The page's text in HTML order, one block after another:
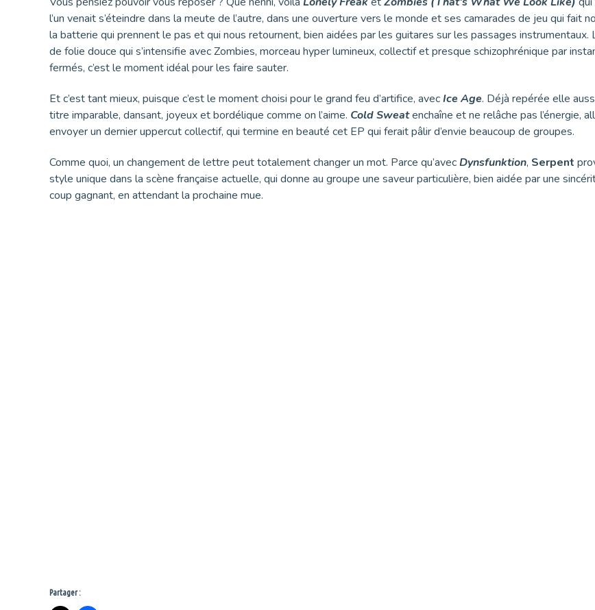
l’un venait s’éteindre dans la meute de l’autre, dans une ouverture vers le monde et ses camarades de jeu qui fait
la batterie qui prennent le pas et qui nous retournent, bien aidées par les guitares sur les passages
de folie douce qui s’intensifie avec Zombies, morceau hyper lumineux, collectif et presque schizophrénique par
fermés, c’est le moment idéal pour les faire sauter.
Et c’est tant mieux, puisque c’est le moment choisi pour le grand feu d’artifice, avecIce Age. Déjà repérée elle
titre imparable, dansant, joyeux et bordélique comme on l’aime. Cold Sweatenchaîne et ne relâche pas l’énergie,
envoyer un dernier uppercut collectif, qui termine en beauté cet EP qui ferait pâlir d’envie beaucoup de groupes.
Comme quoi, un changement de lettre peut totalement changer un mot. Parce qu’avecDynsfunktion, Serpent
style unique dans la scène française actuelle, qui donne au groupe une saveur particulière, bien aidée par une
coup gagnant, en attendant la prochaine mue.
Partager :